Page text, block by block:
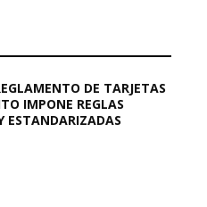
DE TARJETAS
IMPONE REGLAS
ESTANDARIZADAS